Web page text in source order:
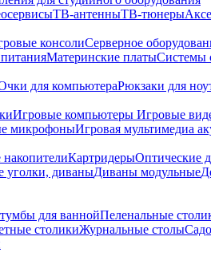
ТВ-антенныТВ-тюнеры
консолиСерверное
Материнские платыСистемы
для компьютераРюкзаки для
Игровые компьютеры Игровые
микрофоныИгровая мультимедиа
КартридерыОптические
уголки, диваныДиваны модульные
для ваннойПеленальные
столикиЖурнальные столы